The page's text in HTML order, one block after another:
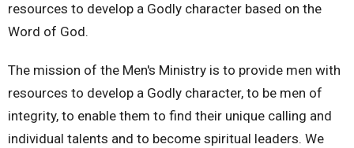
resources to develop a Godly character based on the
Word of God.
The mission of the Men's Ministry is to provide men with
resources to develop a Godly character, to be men of
integrity, to enable them to find their unique calling and
individual talents and to become spiritual leaders. We